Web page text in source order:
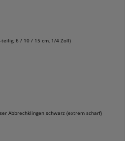
teilig, 6 / 10 / 15 cm, 1/4 Zoll)
Abbrechklingen schwarz (extrem scharf)